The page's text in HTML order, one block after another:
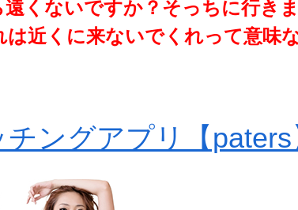
くないですか？そっちに行き
近くに来ないでくれって意味
ングアプリ【paters